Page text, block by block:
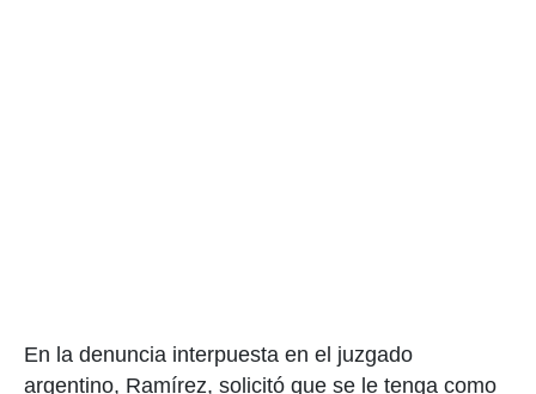
En la denuncia interpuesta en el juzgado
argentino, Ramírez, solicitó que se le tenga como